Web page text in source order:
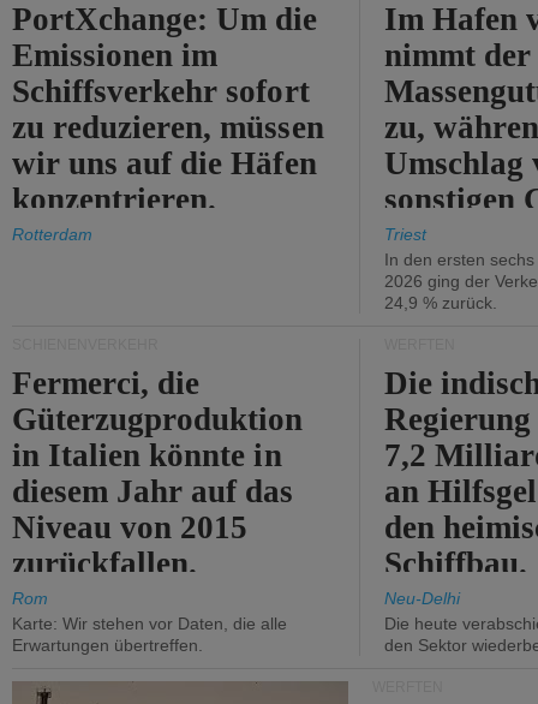
PortXchange: Um die
Emissionen im
Schiffsverkehr sofort
zu reduzieren, müssen
wir uns auf die Häfen
konzentrieren.
Rotterdam
Im Hafen
nimmt der
zu,
Umschlag
sonstigen
abnimmt.
Triest
In den ersten
2026 ging der
24,9 % zurück.
Fermerci, die
Güterzugproduktion
in Italien könnte in
diesem Jahr auf das
Niveau von 2015
zurückfallen.
Rom
Karte: Wir stehen vor Daten, die alle
Erwartungen übertreffen.
Die
7,2
an
den
Schiffbau.
Neu-Delhi
Die heute
den Sektor